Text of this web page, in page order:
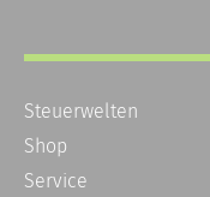
Steuerwelten
Shop
Service